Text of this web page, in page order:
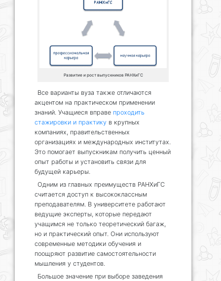
Развитие и рост выпускников РАНХиГС
Все варианты вуза также отличаются
акцентом на практическом применении
знаний. Учащиеся вправе проходить
стажировки и практику в крупных
компаниях, правительственных
организациях и международных институтах.
Это помогает выпускникам получить ценный
опыт работы и установить связи для
будущей карьеры.
Одним из главных преимуществ РАНХиГС
считается доступ к высококлассным
преподавателям. В университете работают
ведущие эксперты, которые передают
учащимся не только теоретический багаж,
но и практический опыт. Они используют
современные методики обучения и
поощряют развитие самостоятельности
мышления у студентов.
Большое значение при выборе заведения